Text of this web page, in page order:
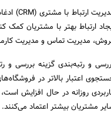
مدیریت تماس و مدیریت
اعتبار بالاتر در
روزانه در حال افزایش
مشتریان بیشتر اعتماد می‌کنند.